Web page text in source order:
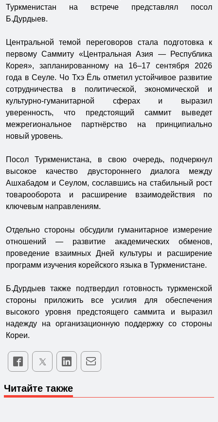
Туркменистан на встрече представлял посол
Б.Дурдыев.
Центральной темой переговоров стала подготовка к
первому Саммиту «Центральная Азия — Республика
Корея», запланированному на 16–17 сентября 2026
года в Сеуле. Чо Тхэ Ёль отметил устойчивое развитие
сотрудничества в политической, экономической и
культурно-гуманитарной сферах и выразил
уверенность, что предстоящий саммит выведет
межрегиональное партнёрство на принципиально
новый уровень.
Посол Туркменистана, в свою очередь, подчеркнул
высокое качество двустороннего диалога между
Ашхабадом и Сеулом, сославшись на стабильный рост
товарооборота и расширение взаимодействия по
ключевым направлениям.
Отдельно стороны обсудили гуманитарное измерение
отношений — развитие академических обменов,
проведение взаимных Дней культуры и расширение
программ изучения корейского языка в Туркменистане.
Б.Дурдыев также подтвердил готовность туркменской
стороны приложить все усилия для обеспечения
высокого уровня предстоящего саммита и выразил
надежду на организационную поддержку со стороны
Кореи.
Читайте также